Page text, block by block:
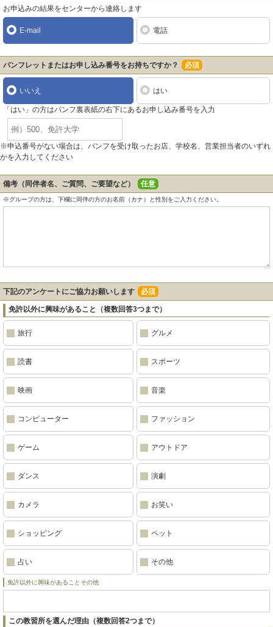
お申込みの結果をセンターから連絡します
E-mail 電話
パンフレットまたはお申し込み番号をお持ちですか？ 必須
いいえ はい
「はい」の方はパンフ裏表紙の右下にあるお申し込み番号を入力
※申込番号がない場合は、パンフを受け取ったお店、学校名、営業担当者のいずれ
かを入力してください
備考（同伴者名、ご質問、ご要望など） 任意
※グループの方は、下欄に同伴の方のお名前（カナ）と性別をご入力ください。
下記のアンケートにご協力お願いします 必須
免許以外に興味があること（複数回答3つまで）
旅行 グルメ
読書 スポーツ
映画 音楽
コンピューター ファッション
ゲーム アウトドア
ダンス 演劇
カメラ お笑い
ショッピング ペット
占い その他
免許以外に興味があることその他
この教習所を選んだ理由（複数回答2つまで）